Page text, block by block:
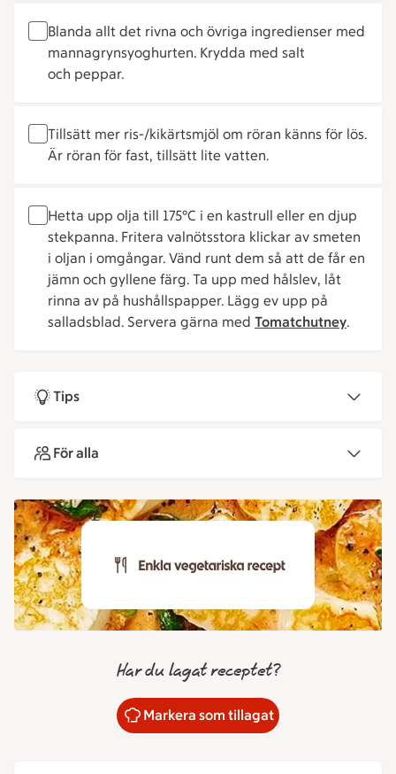
Blanda allt det rivna och övriga ingredienser med
mannagrynsyoghurten. Krydda med salt
och peppar.
Tillsätt mer ris-/kikärtsmjöl om röran känns för lös.
Är röran för fast, tillsätt lite vatten.
Hetta upp olja till 175°C i en kastrull eller en djup
stekpanna. Fritera valnötsstora klickar av smeten
i oljan i omgångar. Vänd runt dem så att de får en
jämn och gyllene färg. Ta upp med hålslev, låt
rinna av på hushållspapper. Lägg ev upp på
salladsblad. Servera gärna med Tomatchutney.
Tips
För alla
Har du lagat receptet?
Markera som tillagat